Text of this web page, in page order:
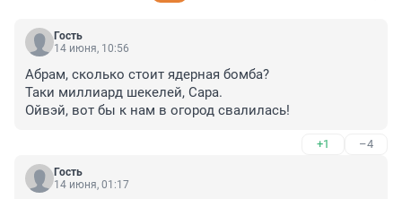
Гость
14 июня, 10:56
Абрам, сколько стоит ядерная бомба?
Таки миллиард шекелей, Сара.
Ойвэй, вот бы к нам в огород свалилась!
+1 –4
Гость
14 июня, 01:17